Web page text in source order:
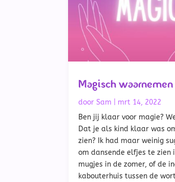
Magisch waarnemen
doorSam
mrt 14, 2022
Ben jij klaar voor magie?
Dat je als kind klaar was
zien? Ik had maar weinig
om dansende elfjes te zien
mugjes in de zomer, of de
kabouterhuis tussen de